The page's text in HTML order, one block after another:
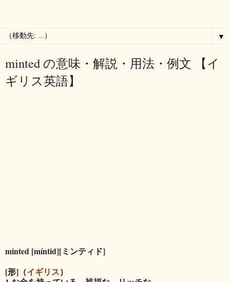
▼
minted の意味・解説・用法・例文 【イ
ギリス英語】
minted [míntid][ミンティド]
[形]（イギリス）